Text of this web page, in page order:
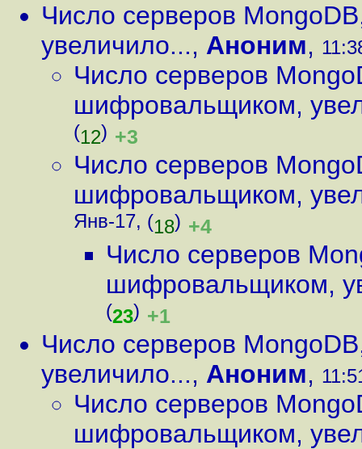
Число серверов
увеличило..., Аноним,
Число серверов
шифровальщиком,
(12) +3
Число серверов
шифровальщиком,
Янв-17, (18) +4
Число серверов
шифровальщиком,
(23) +1
Число серверов
увеличило..., Аноним,
Число серверов
шифровальщиком,